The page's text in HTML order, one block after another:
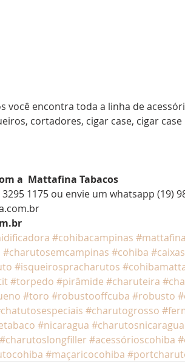
você encontra toda a linha de
cortadores, cigar case, cigar
a  Mattafina Tabacos
1175 ou envie um whatsapp (19)
#cohibacampinas #mattafina
#charutosemcampinas #cohiba
#isqueirospracharutos
#torpedo #pirâmide #charuteira
#toro #robustooffcuba #robusto
#charutogrosso
#nicaragua #charutosnicaragua
#charutoslongfiller #acessórioscohiba
#maçaricocohiba